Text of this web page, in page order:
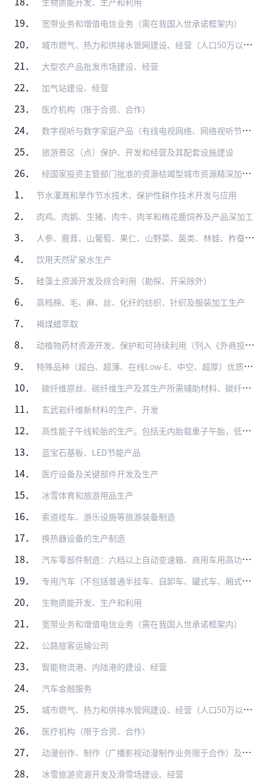
19． 宽带业务和增值电信业务（需在我国入世承诺框架内）
20． 城市燃气、热力和供排水管网建设、经营（人口50万以上城市中方控股）
21． 大型农产品批发市场建设、经营
22． 加气站建设、经营
23． 医疗机构（限于合资、合作）
24． 数字视听与数字家庭产品（有线电视网络、网络视听节目服务除外）
25． 旅游景区（点）保护、开发和经营及其配套设施建设
26． 经国家投资主管部门批准的资源枯竭型城市资源精深加工和接续产业等项目
1． 节水灌溉和旱作节水技术、保护性耕作技术开发与应用
2． 肉鸡、肉鹅、生猪、肉牛、肉羊和梅花鹿饲养及产品深加工
3． 人参、鹿茸、山葡萄、果仁、山野菜、菌类、林蛙、柞蚕、蜂蜜等长白山特色生态食品、饮品的开发和加工
4． 饮用天然矿泉水生产
5． 硅藻土资源开发及综合利用（勘探、开采除外）
6． 高档棉、毛、麻、丝、化纤的纺织、针织及服装加工生产
7． 褐煤蜡萃取
8． 动植物药材资源开发、保护和可持续利用（列入《外商投资产业指导目录》限制类、禁止类的除外）
9． 特殊品种（超白、超薄、在线Low-E、中空、超厚）优质浮法玻璃技术开发及深加工
10． 碳纤维原丝、碳纤维生产及其生产所需辅助材料、碳纤维复合材料及其制品生产
11． 玄武岩纤维新材料的生产、开发
12． 高性能子午线轮胎的生产。包括无内胎载重子午胎，低断面和扁平化（低于55系列）、大轮辋高性能轿车子午胎（15吋以上），航空轮胎及农用子午胎的生产
13． 蓝宝石基板、LED节能产品
14． 医疗设备及关键部件开发及生产
15． 冰雪体育和旅游用品生产
16． 索道缆车、游乐设施等旅游装备制造
17． 换热器设备的生产制造
18． 汽车零部件制造：六档以上自动变速箱、商用车用高功率密度驱动桥、随动前照灯系统、LED前照灯、轻量化材料应用（高强钢、铝镁合金、复合塑料、粉末冶金、高强度复合纤维…
19． 专用汽车（不包括普通半挂车、自卸车、罐式车、厢式车和仓栅式汽车）制造（外资比例不高于50%）
20． 生物质能开发、生产和利用
21． 宽带业务和增值电信业务（需在我国入世承诺框架内）
22． 公路旅客运输公司
23． 智能物流港、内陆港的建设、经营
24． 汽车金融服务
25． 城市燃气、热力和供排水管网建设、经营（人口50万以上城市中方控股）
26． 医疗机构（限于合资、合作）
27． 动漫创作、制作（广播影视动漫制作业务限于合作）及衍生品开发（音像制品和电子出版物的出版、制作业务除外）
28． 冰雪旅游资源开发及滑雪场建设、经营